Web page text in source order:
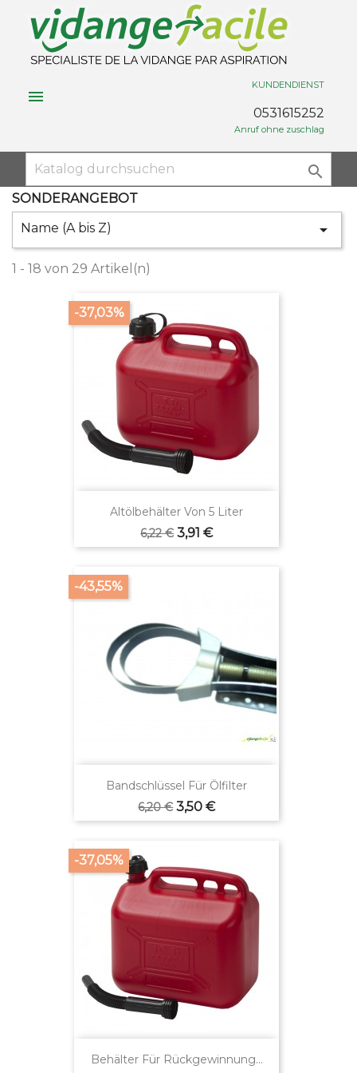

KUNDENDIENST
0531615252
Anruf ohne zuschlag

SONDERANGEBOT
Name (A bis Z)

1 - 18 von 29 Artikel(n)
Altölbehälter Von 5 Liter
Verkaufspreis
6,22 €
-37,03%
Preis
3,91 €
Bandschlüssel Für Ölfilter
Verkaufspreis
6,20 €
-43,55%
Preis
3,50 €
Behälter Für Rückgewinnung...
-37,05%